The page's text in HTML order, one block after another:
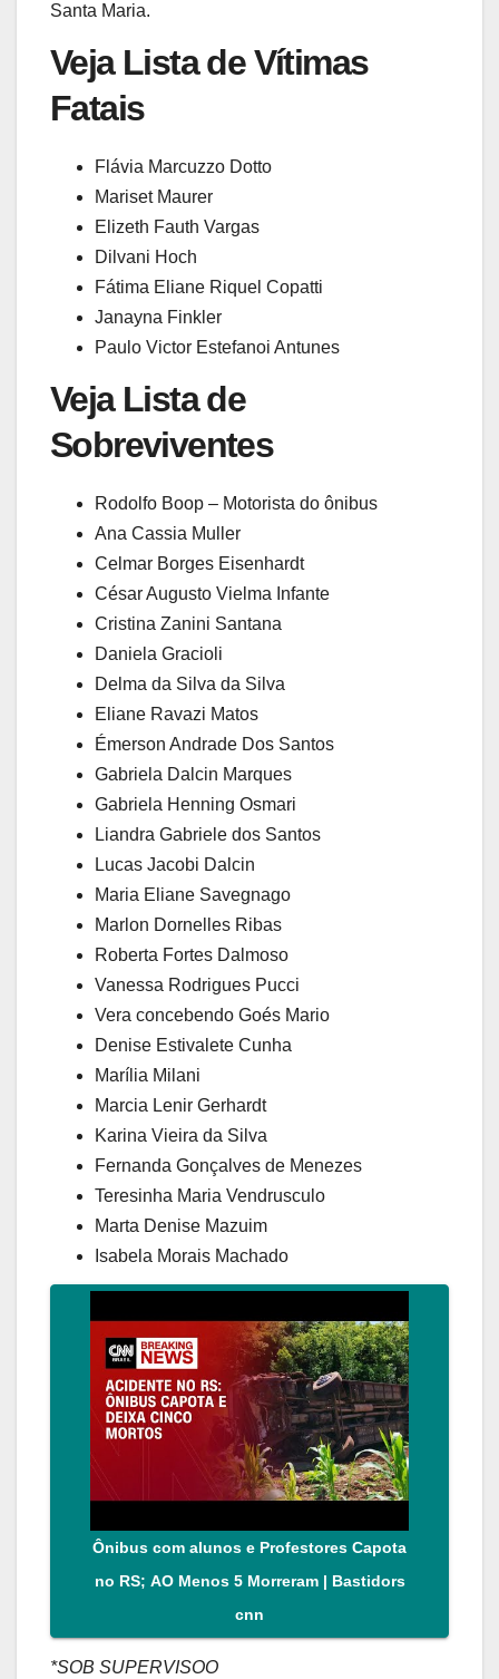
Santa Maria.
Veja Lista de Vítimas
Fatais
Flávia Marcuzzo Dotto
Mariset Maurer
Elizeth Fauth Vargas
Dilvani Hoch
Fátima Eliane Riquel Copatti
Janayna Finkler
Paulo Victor Estefanoi Antunes
Veja Lista de
Sobreviventes
Rodolfo Boop – Motorista do ônibus
Ana Cassia Muller
Celmar Borges Eisenhardt
César Augusto Vielma Infante
Cristina Zanini Santana
Daniela Gracioli
Delma da Silva da Silva
Eliane Ravazi Matos
Émerson Andrade Dos Santos
Gabriela Dalcin Marques
Gabriela Henning Osmari
Liandra Gabriele dos Santos
Lucas Jacobi Dalcin
Maria Eliane Savegnago
Marlon Dornelles Ribas
Roberta Fortes Dalmoso
Vanessa Rodrigues Pucci
Vera concebendo Goés Mario
Denise Estivalete Cunha
Marília Milani
Marcia Lenir Gerhardt
Karina Vieira da Silva
Fernanda Gonçalves de Menezes
Teresinha Maria Vendrusculo
Marta Denise Mazuim
Isabela Morais Machado
Ônibus com alunos e Profestores Capota
no RS; AO Menos 5 Morreram | Bastidors
cnn
*SOB SUPERVISOO